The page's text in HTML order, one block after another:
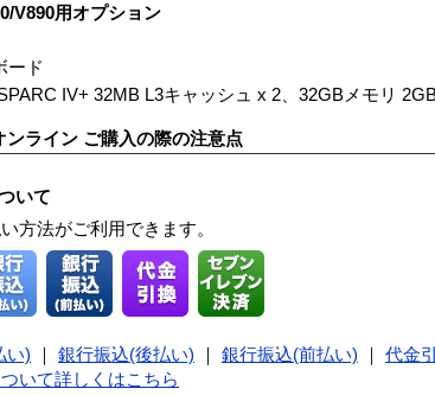
V890用オプション
ード
IV+ 32MB L3キャッシュ x 2、32GBメモリ
ンライン ご購入の際の注意点
いて
方法がご利用できます。
い) 銀行振込(後払い) 銀行振込(前払い) 代金
いて詳しくはこちら